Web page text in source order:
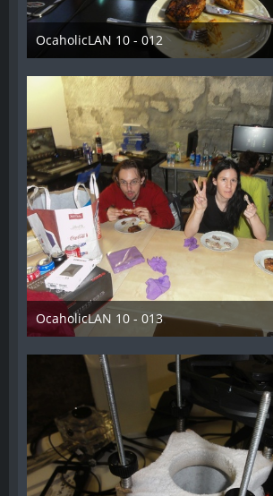
OcaholicLAN 10 - 012
11. Mai 2018
OcaholicLAN 10 - 013
11. Mai 2018